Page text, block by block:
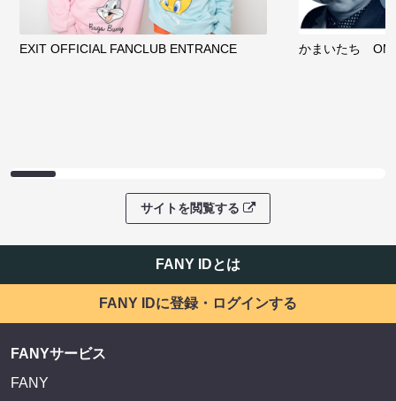
EXIT OFFICIAL FANCLUB ENTRANCE かまいたち
サイトを閲覧する
FANY IDとは
FANY IDに登録・ログインする
FANYサービス
FANY